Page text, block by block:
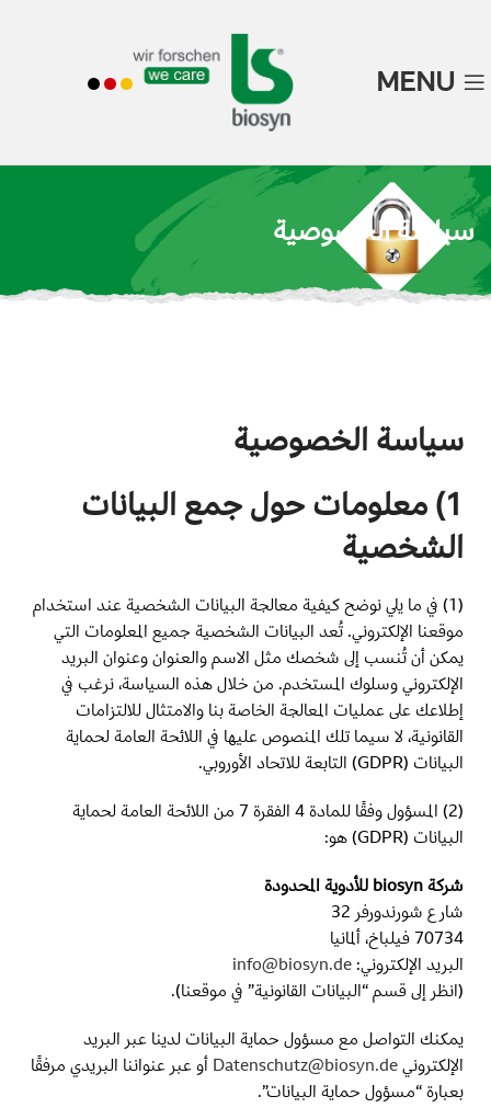
MENU
سياسة الخصوصية
سياسة الخصوصية
1) معلومات حول جمع البيانات
الشخصية
(1) في ما يلي نوضح كيفية معالجة البيانات الشخصية عند استخدام
موقعنا الإلكتروني. تُعد البيانات الشخصية جميع المعلومات التي
يمكن أن تُنسب إلى شخصك مثل الاسم والعنوان وعنوان البريد
الإلكتروني وسلوك المستخدم. من خلال هذه السياسة، نرغب في
إطلاعك على عمليات المعالجة الخاصة بنا والامتثال للالتزامات
القانونية، لا سيما تلك المنصوص عليها في اللائحة العامة لحماية
البيانات (GDPR) التابعة للاتحاد الأوروبي.
(2) المسؤول وفقًا للمادة 4 الفقرة 7 من اللائحة العامة لحماية
البيانات (GDPR) هو:
شركة biosyn للأدوية المحدودة
شارع شورندورفر 32
70734 فيلباخ، ألمانيا
البريد الإلكتروني: info@biosyn.de
(انظر إلى قسم “البيانات القانونية” في موقعنا).
يمكنك التواصل مع مسؤول حماية البيانات لدينا عبر البريد
الإلكترونيDatenschutz@biosyn.de أو عبر عنواننا البريدي مرفقًا
بعبارة “مسؤول حماية البيانات”.